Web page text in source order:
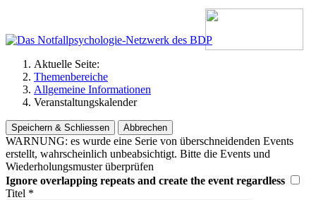
Aktuelle Seite:
Themenbereiche
Allgemeine Informationen
Veranstaltungskalender
Speichern & Schliessen Abbrechen
WARNUNG: es wurde eine Serie von überschneidenden Events
erstellt, wahrscheinlich unbeabsichtigt. Bitte die Events und
Wiederholungsmuster überprüfen
Ignore overlapping repeats and create the event regardless
Titel *